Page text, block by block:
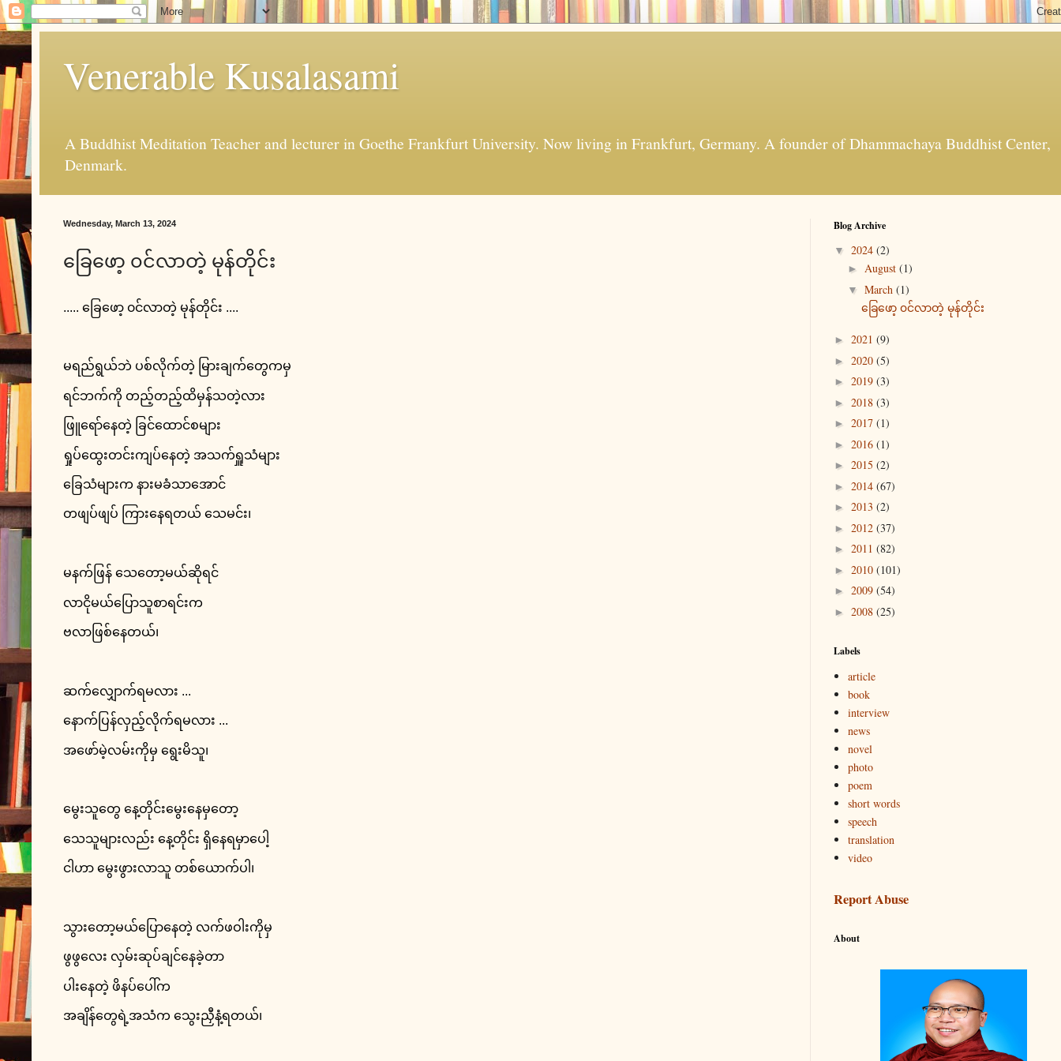
Venerable Kusalasami
A Buddhist Meditation Teacher and lecturer in Goethe Frankfurt University. Now living in Frankfurt, Germany. A founder of Dhammachaya Buddhist Center,
Denmark.
Wednesday, March 13, 2024
ခြေဖော့ ၀င်လာတဲ့ မုန်တိုင်း
..... ခြေဖော့ ၀င်လာတဲ့ မုန်တိုင်း ....
မရည်ရွယ်ဘဲ ပစ်လိုက်တဲ့ မြားချက်တွေကမှ
ရင်ဘက်ကို တည့်တည့်ထိမှန်သတဲ့လား
ဖြူရော်နေတဲ့ ခြင်ထောင်စများ
ရှုပ်ထွေးတင်းကျပ်နေတဲ့ အသက်ရှူသံများ
ခြေသံများက နားမခံသာအောင်
တဖျပ်ဖျပ် ကြားနေရတယ် သေမင်း၊
မနက်ဖြန် သေတော့မယ်ဆိုရင်
လာငိုမယ်ပြောသူစာရင်းက
ဗလာဖြစ်နေတယ်၊
ဆက်လျှောက်ရမလား ...
နောက်ပြန်လှည့်လိုက်ရမလား ...
အဖော်မဲ့လမ်းကိုမှ ရွေးမိသူ၊
မွေးသူတွေ နေ့တိုင်းမွေးနေမှတော့
သေသူများလည်း နေ့တိုင်း ရှိနေရမှာပေါ့
ငါဟာ မွေးဖွားလာသူ တစ်ယောက်ပါ၊
သွားတော့မယ်ပြောနေတဲ့ လက်ဖဝါးကိုမှ
ဖွဖွလေး လှမ်းဆုပ်ချင်နေခဲ့တာ
ပါးနေတဲ့ ဖိနပ်ပေါ်က
အချိန်တွေရဲ့အသံက သွေးညှီနံ့ရတယ်၊
Blog Archive
▼ 2024 (2)
► August (1)
▼ March (1)
ခြေဖော့ ၀င်လာတဲ့ မုန်တိုင်း
► 2021 (9)
► 2020 (5)
► 2019 (3)
► 2018 (3)
► 2017 (1)
► 2016 (1)
► 2015 (2)
► 2014 (67)
► 2013 (2)
► 2012 (37)
► 2011 (82)
► 2010 (101)
► 2009 (54)
► 2008 (25)
Labels
article
book
interview
news
novel
photo
poem
short words
speech
translation
video
Report Abuse
About